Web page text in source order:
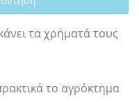
τα χρήματά τους
το αγρόκτημα